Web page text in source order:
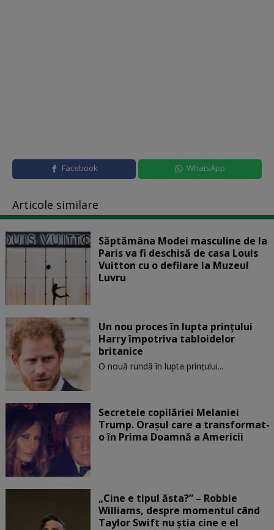
Facebook WhatsApp
Articole similare
Săptămâna Modei masculine de la
Paris va fi deschisă de casa Louis
Vuitton cu o defilare la Muzeul
Luvru
Un nou proces în lupta prinţului
Harry împotriva tabloidelor
britanice
O nouă rundă în lupta prinţului...
Secretele copilăriei Melaniei
Trump. Orașul care a transformat-
o în Prima Doamnă a Americii
„Cine e tipul ăsta?” – Robbie
Williams, despre momentul când
Taylor Swift nu știa cine e el